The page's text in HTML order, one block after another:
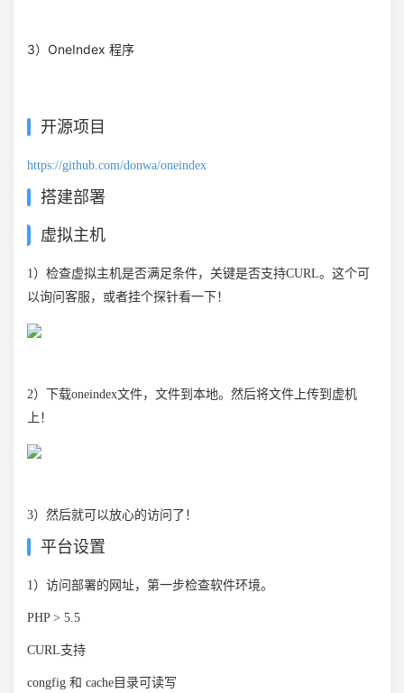
3） OneIndex 程序
开源项目
https://github.com/donwa/oneindex
搭建部署
虚拟主机
1）检查虚拟主机是否满足条件，关键是否支持CURL。这个可
以询问客服，或者挂个探针看一下！
2）下载oneindex文件，文件到本地。然后将文件上传到虚机
上！
3）然后就可以放心的访问了！
平台设置
1）访问部署的网址，第一步检查软件环境。
PHP > 5.5
CURL支持
congfig 和 cache目录可读写